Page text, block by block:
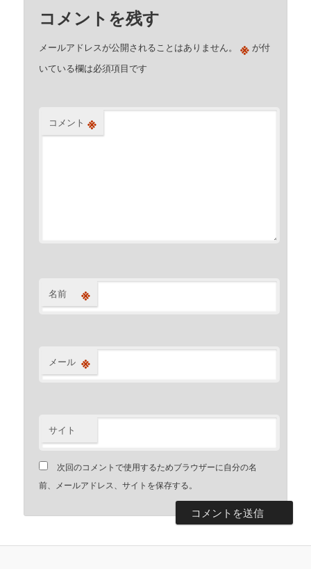
コメントを残す
メールアドレスが公開されることはありません。 ※ が付
いている欄は必須項目です
コメント ※
名前 ※
メール ※
サイト
次回のコメントで使用するためブラウザーに自分の名
前、メールアドレス、サイトを保存する。